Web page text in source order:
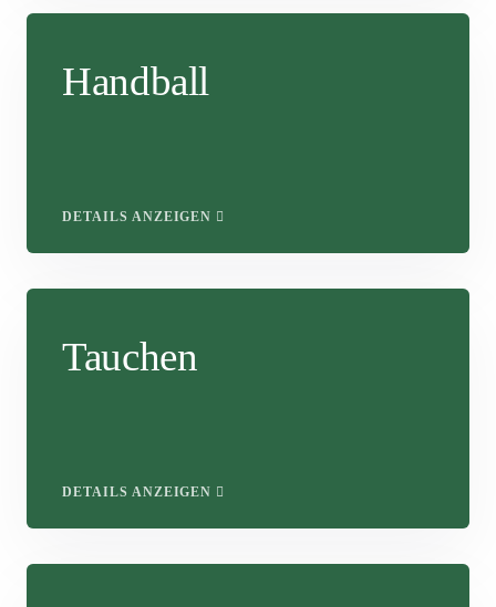
Handball
DETAILS ANZEIGEN
Tauchen
DETAILS ANZEIGEN